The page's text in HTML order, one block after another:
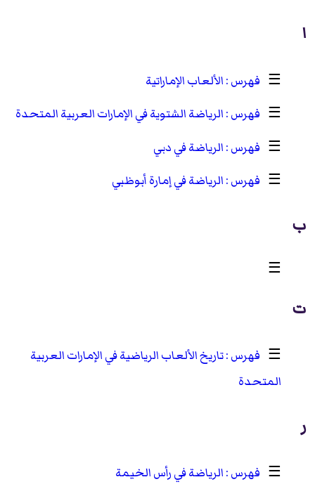
ا
☰
الألعاب الإماراتية
☰
الرياضة الشتوية في الإمارات العربية المتحدة
☰
الرياضة في دبي
☰
الرياضة في إمارة أبوظبي
ب
☰
ت
☰
تاريخ الألعاب الرياضية في الإمارات العربية
المتحدة
ر
☰ الرياضة في رأس الخيمة